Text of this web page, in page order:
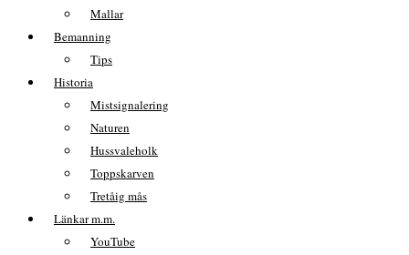
Mallar
Bemanning
Tips
Historia
Mistsignalering
Naturen
Hussvaleholk
Toppskarven
Tretåig mås
Länkar m.m.
YouTube